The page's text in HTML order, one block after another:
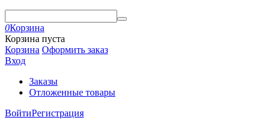
0Корзина
Корзина пуста
Корзина Оформить заказ
Вход
Заказы
Отложенные товары
ВойтиРегистрация